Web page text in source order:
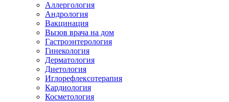
Аллергология
Андрология
Вакцинация
Вызов врача на дом
Гастроэнтерология
Гинекология
Дерматология
Диетология
Иглорефлексотерапия
Кардиология
Косметология